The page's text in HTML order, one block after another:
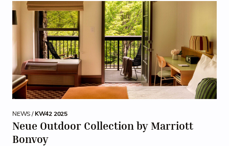
NEWS /KW42 2025
Neue Outdoor Collection by Marriott
Bonvoy